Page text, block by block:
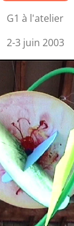
G1 à l'atelier
2-3 juin 2003